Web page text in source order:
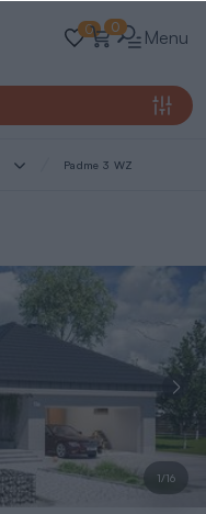
0 0 Menu
Padme 3 WZ
1/16